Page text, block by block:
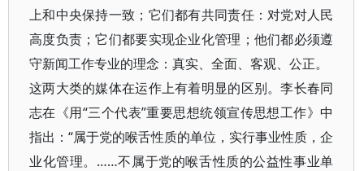
上和中央保持一致；它们都有共同责任：对党对人民
高度负责；它们都要实现企业化管理；他们都必须遵
守新闻工作专业的理念：真实、全面、客观、公正。
这两大类的媒体在运作上有着明显的区别。李长春同
志在《用“三个代表”重要思想统领宣传思想工作》中
指出：“属于党的喉舌性质的单位，实行事业性质，企
业化管理。……不属于党的喉舌性质的公益性事业单